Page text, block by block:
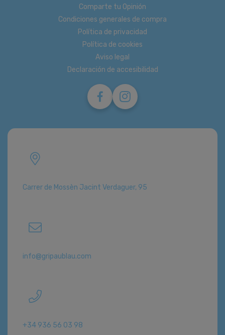
Comparte tu Opinión
Condiciones generales de compra
Política de privacidad
Política de cookies
Aviso legal
Declaración de accesibilidad
Carrer de Mossèn Jacint Verdaguer, 95
info@gripaublau.com
+34 936 56 03 98